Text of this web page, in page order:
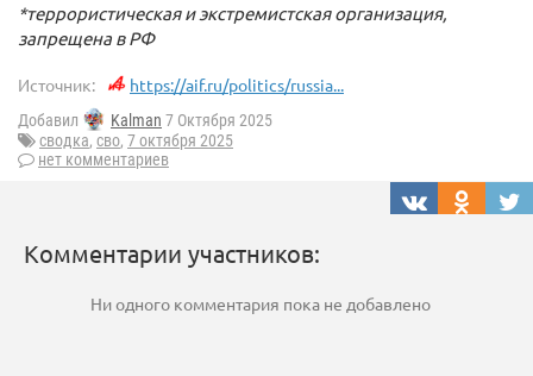
*террористическая и экстремистская организация,
запрещена в РФ
Источник: https://aif.ru/politics/russia...
Добавил Kalman 7 Октября 2025
сводка, сво, 7 октября 2025
нет комментариев
Комментарии участников:
Ни одного комментария пока не добавлено